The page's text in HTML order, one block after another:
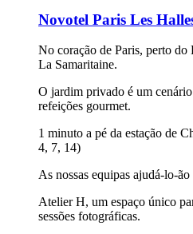
Novotel Paris Les
No coração de Paris, perto
La Samaritaine.
O jardim privado é um
refeições gourmet.
1 minuto a pé da estação de
4, 7, 14)
As nossas equipas ajudá-lo-
Atelier H, um espaço único
sessões fotográficas.